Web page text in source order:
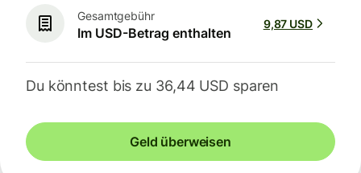
Gesamtgebühr
Im USD-Betrag enthalten
9,87 USD
Du könntest bis zu 36,44 USD sparen
Geld überweisen